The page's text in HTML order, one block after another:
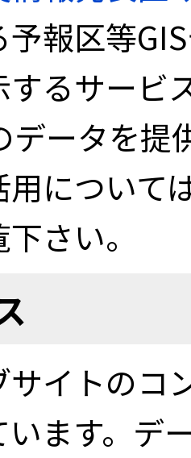
報区等
するサービ
データを提
について
さい。
サイトのコ
ます。デ